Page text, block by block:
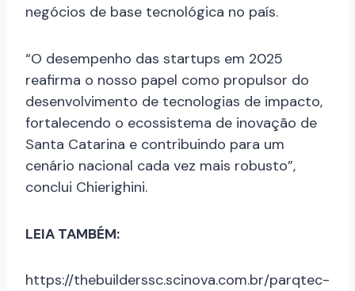
negócios de base tecnológica no país.
“O desempenho das startups em 2025
reafirma o nosso papel como propulsor do
desenvolvimento de tecnologias de impacto,
fortalecendo o ecossistema de inovação de
Santa Catarina e contribuindo para um
cenário nacional cada vez mais robusto”,
conclui Chierighini.
LEIA TAMBÉM:
https://thebuilderssc.scinova.com.br/parqtec-